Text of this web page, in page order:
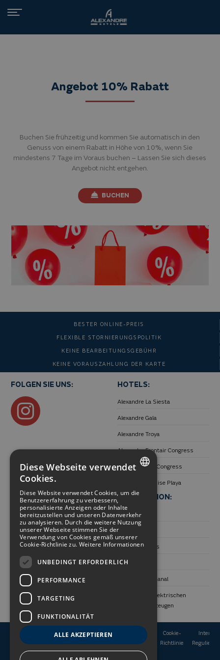
Toggle
Angebot 10% Rabatt
Buchen Sie frühzeitig und kommen Sie automatisch in den
Genuss von einem Rabatt in Höhe von 10%, wenn Sie
mindestens 7 Tage im Voraus buchen – Lassen Sie sich dieses
Angebot nicht entgehen.
BUCHEN
BESTER ONLINE-PREIS
FLEXIBLE STORNIERUNGSPOLITIK
KEINE BEARBEITUNGSGEBÜHR
KEINE VORAUSZAHLUNG DER KARTE
FOLGEN SIE UNS: HOTELS:
Alexandre La Siesta
Alexandre Gala
Alexandre Troya
Alexandre Frontair Congress
Alexandre Fira Congress
Alexandre Teguise Playa
REISEZIELE:
Einzigartige Orte
Barcelona
Teneriffa
Lanzarote
INFORMATION:
Transparenz
Umgebung
Arbeite mit uns
Kontakt
Hinweisgeberkanal
Nutzung von elektrischen
Mobilitätsfahrzeugen
Buchungsbedingungen
Rechtlicher
Hinweis
Datenschutz
Cookie-
Richtlinie
Interne
ENGLISH
GERMAN
FRENCH
Diese Webseite verwendet
Cookies.
Diese Website verwendet Cookies, um die
Benutzererfahrung zu verbessern,
personalisierte Anzeigen oder Inhalte
bereitzustellen und unseren Datenverkehr
zu analysieren. Durch die weitere Nutzung
unserer Webseite stimmen Sie der
Verwendung von Cookies gemäß unserer
Cookie-Richtlinie zu. Weitere Informationen
UNBEDINGT ERFORDERLICH
PERFORMANCE
TARGETING
FUNKTIONALITÄT
ALLE AKZEPTIEREN